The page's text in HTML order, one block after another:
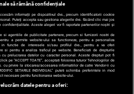
să rămână confidențiale
informații pe dispozitivul dvs., precum identificatorii cookie
Puteți accepta sau gestiona alegerile dvs. făcând clic mai jos
Aceste alegeri vor fi raportate partenerilor noștri și
si agentiile de publicitate partenere, precum si furnizorii nostri de
a permite website-ului sa functioneze, pentru a personaliza
in functie de interesele si/sau profilul dvs., pentru a va oferi
si pentru a analiza traficul pe website. Beneficiati de drepturile
cu prelucrarea datelor cu caracter personal. Aceste drepturi pot fi
click pe “ACCEPT TOATE”, acceptati folosirea tuturor Tehnologiilor de
cu privire la stocarea/accesarea informatiilor de catre Vendor-ii cu
SETARILE INDIVIDUAL” puteti schimba preferintele in mod
necesare pentru functionarea website-ului.
datele pentru a oferi: